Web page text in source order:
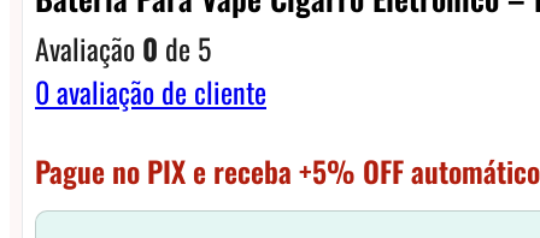
Avaliação0 de 5
0avaliação de cliente
Pague no PIX e receba +5% OFF